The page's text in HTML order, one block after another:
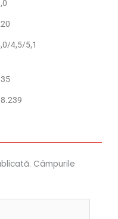
4,5/5,1
Câmpurile